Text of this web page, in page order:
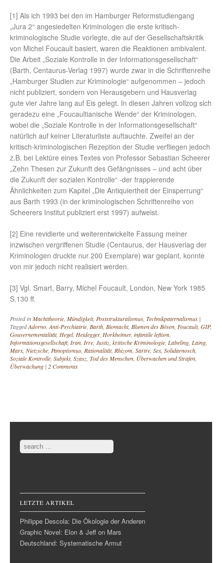
[1] Als ich 1993 bei den im Hamburger Reformstudiengang
„Jura 2“ angesiedelten Kriminologen die erste kritisch-
kriminologische Studie vorlegte, die auf der Gesellschaftskritik
von Michel Foucault basiert, waren die Reaktionen ambivalent.
Die Arbeit „Soziale Kontrolle in der Informationsgesellschaft“
(Barth, Centaurus-Verlag 1997) wurde zwar in die Schriftenreihe
„Hamburger Studien zur Kriminologie“ aufgenommen – jedoch
nicht publiziert, sondern von Herausgebern und Hausverlag
gute vier Jahre lang auf Eis gelegt. In diesen Jahren vollzog sich
geradezu eine „Foucaultianische Wende“ der Kriminologen,
wobei die „Soziale Kontrolle in der Informationsgesellschaft“
natürlich auf keiner Literaturliste auftauchte. Zweifel an der
kritisch-kriminologischen Rezeption der Studie verfliegen jedoch
z.B. bei Lektüre eines Textes von Professor Sebastian Scheerer
„Zehn Thesen zur Zukunft des Gefängnisses – und acht über
die Zukunft der sozialen Kontrolle“ -der frappierende
Ähnlichkeiten zum Kapitel „Die Antiquiertheit der Einsperrung“
aus Barth 1993 (in der kriminologischen Schriftenreihe von
Scheerers Institut publiziert erst 1997) aufweist.
[2] Eine revidierte und weiterentwickelte Fassung meiner
inzwischen vergriffenen Studie (Centaurus, der Hausverlag der
Kriminologen druckte nur 200 Exemplare) war geplant, konnte
von mir jedoch nicht realisiert werden.
[3] Vgl. Smart, Barry, Michel Foucault, London, New York 1985
S.130 ff.
Posted inMachttheorie, Mündigkeit, Poststrukturalismus, Technikpaternalismus |
TaggedAdorno,Anti-Psychiatrie, Barth, Biomacht, Blumen des Bösen, Foucault, GIP,
Gouvernementalität, Hegel, Heidegger, Horkheimer, infantile leftism,
Informationsgesellschaft, Iran, Irre, Justiz, kritische Kriminologie, Labeling, Laing,
Marx, Nietzsche, Panoptismus, Rationalität, Rhizom, Sartre, Sex, Solidarnosch,
Soziale Kontrolle, Subjekt, Szasz, Tod des Menschen, Überwachen und Strafen,
Überwachung | 2 Comments
Post navigation
Search
LETZTE ARTIKEL
Philippe Descola: Die Ökologie der Anderen
Graphic Novel: Elon & Jeff on Mars
Deutschland: Systematische Armut